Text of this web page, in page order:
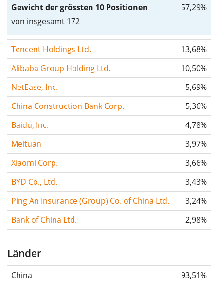
Gewicht der grössten 10 Positionen
von insgesamt 172
57,29%
Tencent Holdings Ltd.
13,68%
Alibaba Group Holding Ltd.
10,50%
NetEase, Inc.
5,69%
China Construction Bank Corp.
5,36%
Baidu, Inc.
4,78%
Meituan
3,97%
Xiaomi Corp.
3,66%
BYD Co., Ltd.
3,43%
Ping An Insurance (Group) Co. of China Ltd.
3,24%
Bank of China Ltd.
2,98%
Länder
China
93,51%